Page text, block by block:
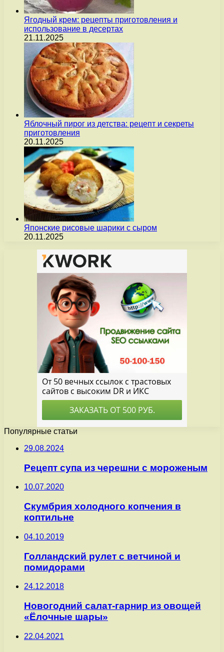
Ягодный крем: рецепты приготовления и
использование в десертах
21.11.2025
Яблочный пирог из детства: рецепт и секреты
приготовления
20.11.2025
Японские рисовые шарики с сыром
20.11.2025
Популярные статьи
29.08.2024
Рецепт супа из черешни с мороженым
10.07.2020
Скумбрия холодного копчения в
коптильне
04.10.2019
Голландский рулет с ветчиной и
помидорами
24.12.2018
Новогодний салат-гарнир из овощей
«Ёлочные шары»
22.04.2021